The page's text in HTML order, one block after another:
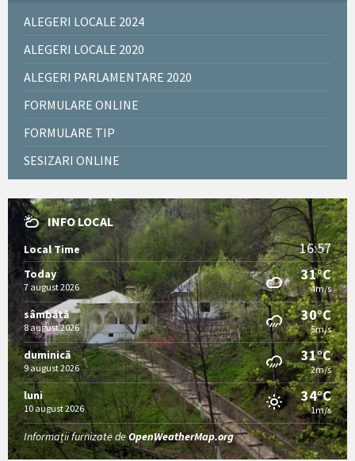
ALEGERI LOCALE 2024
ALEGERI LOCALE 2020
ALEGERI PARLAMENTARE 2020
FORMULARE ONLINE
FORMULARE TIP
SESIZARI ONLINE
INFO LOCAL
Local Time 16:57
Today
7 august 2026
31°C
4m/s
sâmbătă
8 august 2026
30°C
5m/s
duminică
9 august 2026
31°C
2m/s
luni
10 august 2026
34°C
1m/s
Informații furnizate deOpenWeatherMap.org